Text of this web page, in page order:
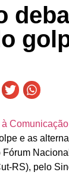
Comunicação
e as
RS), pelo